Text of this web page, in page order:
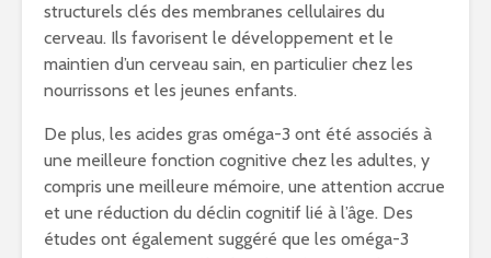
structurels clés des membranes cellulaires du
cerveau. Ils favorisent le développement et le
maintien d’un cerveau sain, en particulier chez les
nourrissons et les jeunes enfants.
De plus, les acides gras oméga-3 ont été associés à
une meilleure fonction cognitive chez les adultes, y
compris une meilleure mémoire, une attention accrue
et une réduction du déclin cognitif lié à l’âge. Des
études ont également suggéré que les oméga-3